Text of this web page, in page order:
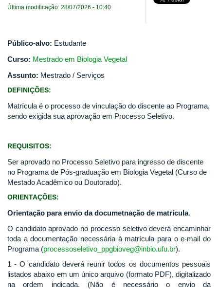
Última modificação: 28/07/2026 - 10:40
Público-alvo: Estudante
Curso: Mestrado em Biologia Vegetal
Assunto: Mestrado / Serviços
DEFINIÇÕES:
Matrícula é o processo de vinculação do discente ao Programa,
sendo exigida sua aprovação em Processo Seletivo.
REQUISITOS:
Ser aprovado no Processo Seletivo para ingresso de discente
no Programa de Pós-graduação em Biologia Vegetal (Curso de
Mestado Acadêmico ou Doutorado).
ORIENTAÇÕES:
Orientação para envio da documetnação de matrícula.
O candidato aprovado no processo seletivo deverá encaminhar
toda a documentação necessária à matrícula para o e-mail do
Programa (processoseletivo_ppgbioveg@inbio.ufu.br).
1 - O candidato deverá reunir todos os documentos pessoais
listados abaixo em um único arquivo (formato PDF), digitalizado
na ordem indicada. (Não é necessário o envio da